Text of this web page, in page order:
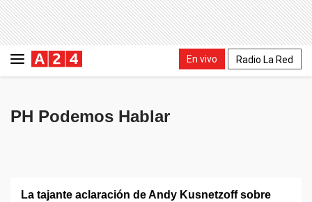
En vivo Radio La Red
PH Podemos Hablar
La tajante aclaración de Andy Kusnetzoff sobre